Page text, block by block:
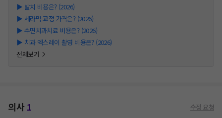
▶ 발치 비용은? (2026)
▶ 세라믹 교정 가격은? (2026)
▶ 수면치과치료 비용은? (2026)
▶ 치과 엑스레이 촬영 비용은? (2026)
전체보기
의사1 수정 요청